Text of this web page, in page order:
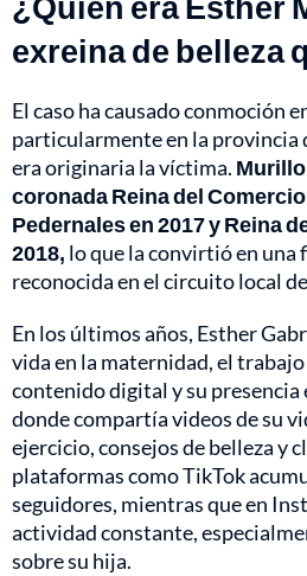
exreina de belleza
El caso ha causado conmoción
particularmente en la provincia
era originaria la víctima.
coronada Reina del Comercio
Pedernales en 2017 y Reina
2018, lo que la convirtió en una
reconocida en el circuito local
En los últimos años, Esther
vida en la maternidad, el
contenido digital y su presencia
donde compartía videos de su
ejercicio, consejos de belleza y
plataformas como TikTok
seguidores, mientras que en
actividad constante,
sobre su hija.